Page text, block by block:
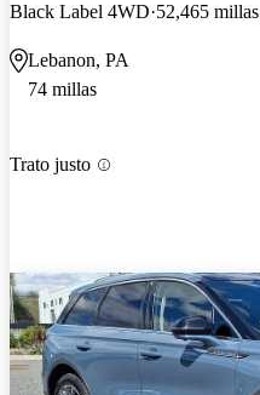
Black Label 4WD 52,465 millas
Lebanon, PA
74 millas
Trato justo